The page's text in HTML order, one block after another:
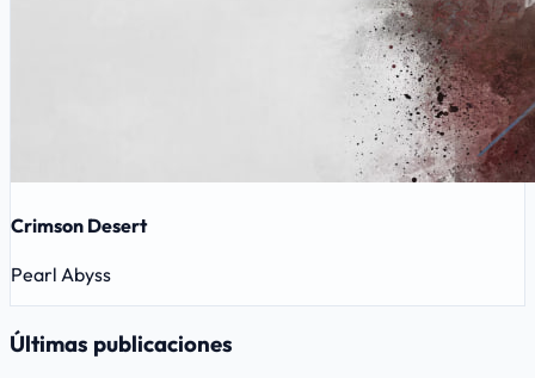
Crimson Desert
Pearl Abyss
Últimas publicaciones